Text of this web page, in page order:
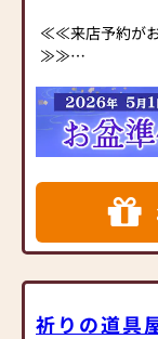
揃えとリーズナ
客様をお迎えし
す。伝統的な木
ンなデザインの
パクトなサイズ
客様のご要望に
とができます。
刻、仏像の種類
しておりますの
養いただける仏
ただけます。
す。位牌や線香
お仏壇のはせが
表する家具メー
住宅にあったモ
作っています。
具専門メーカー
人と偲ぶ人をつ
チを提案します
≪はせがわ店舗
内≫
品整理のご相談
≪≪来店予約が
≫≫
のお客様へ
時間帯によって
ますので来店予
このページの上
ダーの上の「ク
る」をクリック
「同時に来店予
す」から日付を
祈りの道具